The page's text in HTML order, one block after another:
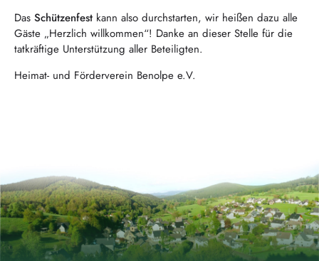
Das Schützenfest kann also durchstarten, wir heißen dazu alle
Gäste „Herzlich willkommen“! Danke an dieser Stelle für die
tatkräftige Unterstützung aller Beteiligten.
Heimat- und Förderverein Benolpe e.V.